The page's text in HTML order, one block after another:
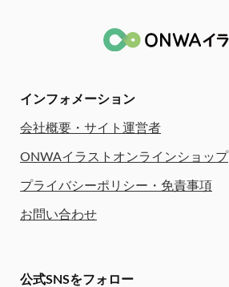
インフォメーション
会社概要・サイト運営者
ONWAイラストオンラインショップ
プライバシーポリシー・免責事項
お問い合わせ
公式SNSをフォロー